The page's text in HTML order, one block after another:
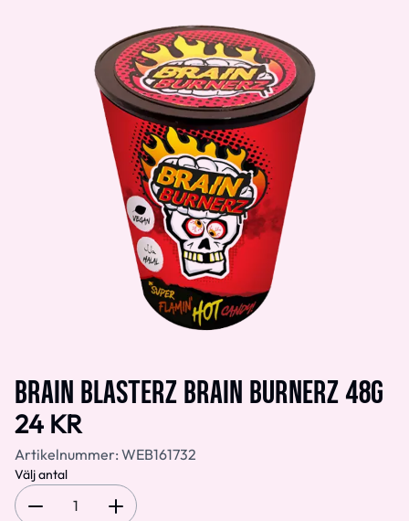
BRAIN BLASTERZ BRAIN BURNERZ 48G
24 KR
Artikelnummer: WEB161732
Välj antal
1